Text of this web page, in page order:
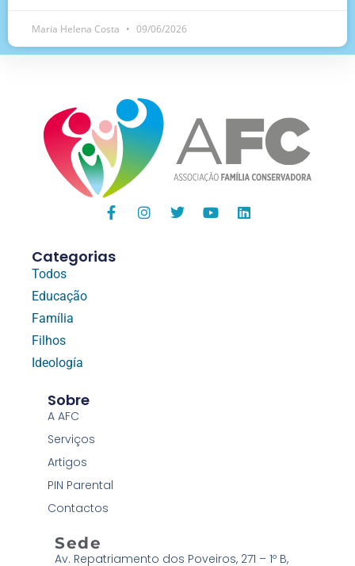
Maria Helena Costa 09/06/2026
Categorias
Todos
Educação
Família
Filhos
Ideología
Sobre
A AFC
Serviços
Artigos
PIN Parental
Contactos
Sede
Av. Repatriamento dos Poveiros, 271 – 1º B,